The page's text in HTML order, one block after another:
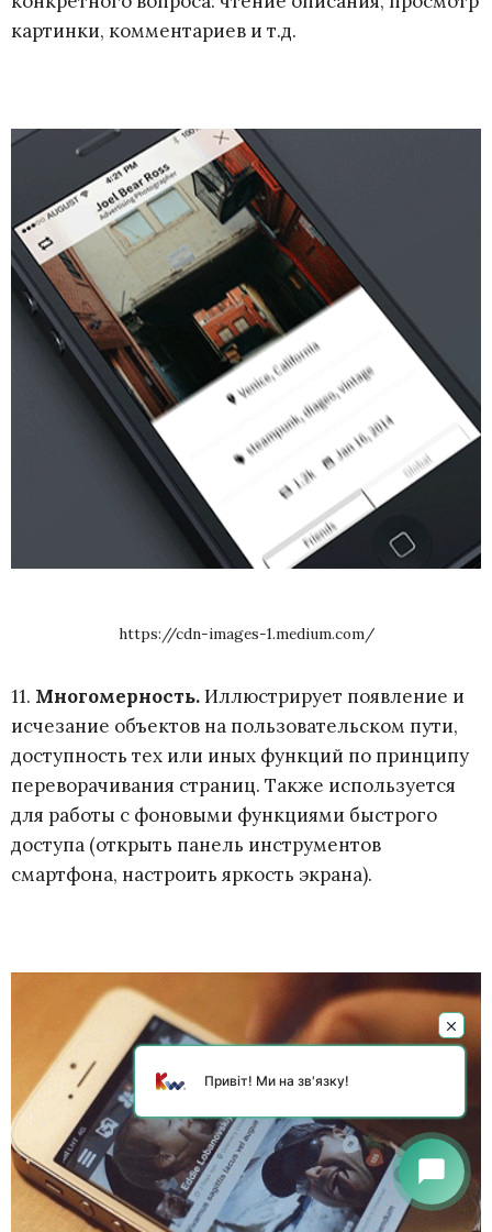
картинки, комментариев и т.д.
https://cdn-images-1.medium.com/
11. Многомерность.Иллюстрирует появление и
исчезание объектов на пользовательском пути,
доступность тех или иных функций по принципу
переворачивания страниц. Также используется
для работы с фоновыми функциями быстрого
доступа (открыть панель инструментов
смартфона, настроить яркость экрана).
Привіт! Ми на зв'язку!
chat_bubble